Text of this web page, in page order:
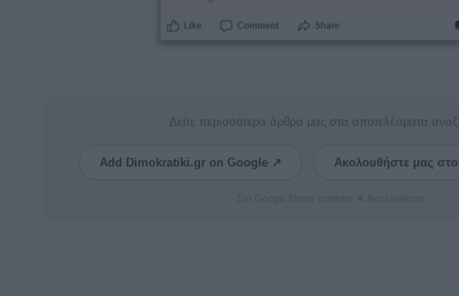
Δείτε περισσότερα άρθρα μας στα αποτελέσματα
Add Dimokratiki.gr on Google ↗ Ακολουθήστε μας